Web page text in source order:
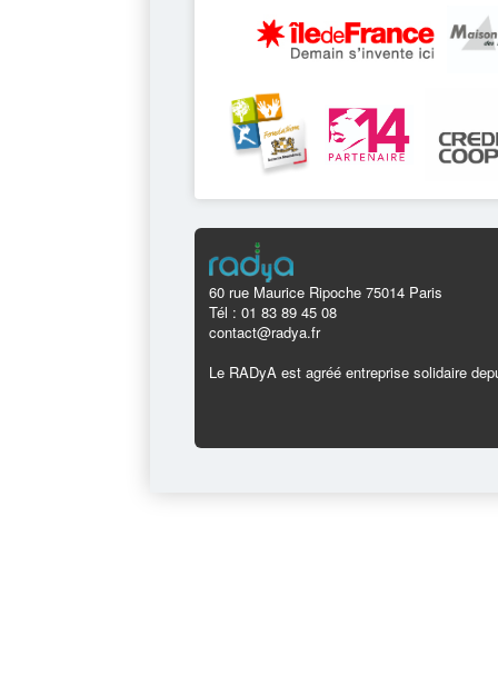
60 rue Maurice Ripoche 75014 Paris
Tél : 01 83 89 45 08
contact@radya.fr
Le RADyA est agréé entreprise solidaire